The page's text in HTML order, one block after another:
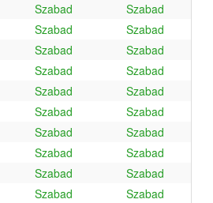
Szabad
Szabad
Szabad
Szabad
Szabad
Szabad
Szabad
Szabad
Szabad
Szabad
Szabad
Szabad
Szabad
Szabad
Szabad
Szabad
Szabad
Szabad
Szabad
Szabad